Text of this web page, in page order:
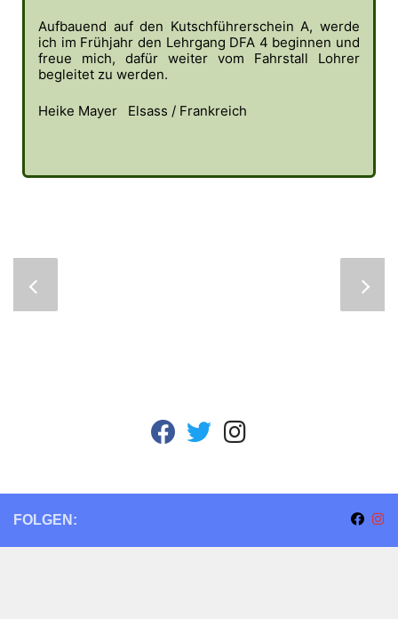
Aufbauend auf den Kutschführerschein A, werde
ich im Frühjahr den Lehrgang DFA 4 beginnen und
freue mich, dafür weiter vom Fahrstall Lohrer
begleitet zu werden.
Heike Mayer Elsass / Frankreich
fab
fa-
fab
FOLGEN: